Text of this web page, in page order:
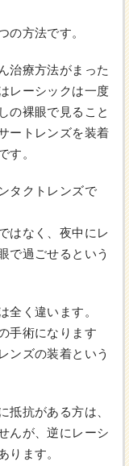
の方法です。
治療方法がまった
レーシックは一度
の裸眼で見ること
ートレンズを装着
す。
タクトレンズで
はなく、夜中にレ
で過ごせるという
全く違います。
手術になります
ンズの装着という
抵抗がある方は、
んが、逆にレーシ
ります。